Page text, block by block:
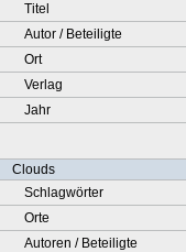
Titel
Autor / Beteiligte
Ort
Verlag
Jahr
Clouds
Schlagwörter
Orte
Autoren / Beteiligte